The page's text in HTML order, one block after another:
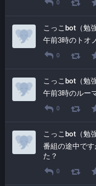
0
こっこbot（勉
午前3時のトオ
0
こっこbot（勉
午前3時のルー
0
こっこbot（勉
番組の途中で
た？
0